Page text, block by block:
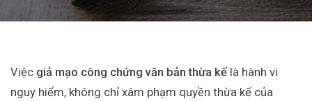
Việc giả mạo công chứng văn bản thừa kếlà hành vi
nguy hiểm, không chỉ xâm phạm quyền thừa kế của